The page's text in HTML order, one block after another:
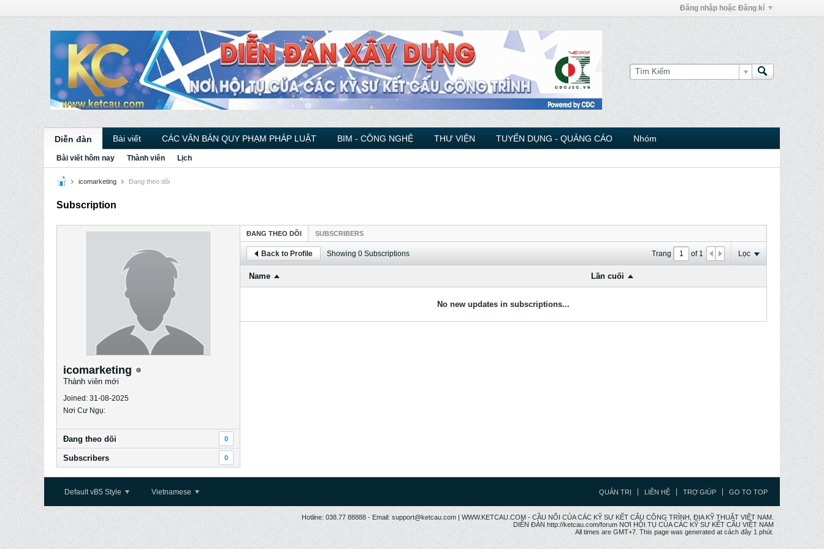
Đăng nhập hoặc Đăng kí
Diễn đàn Bài viết CÁC VĂN BẢN QUY PHẠM PHÁP LUẬT BIM - CÔNG NGHỆ THƯ VIỆN TUYỂN DỤNG - QUẢNG CÁO Nhóm
Bài viết hôm nay Thành viên Lịch
icomarketing Ðang theo dõi
Subscription
icomarketing
Thành viên mới
Joined: 31-08-2025
Nơi Cư Ngụ:
Ðang theo dõi 0
Subscribers 0
ÐANG THEO DÕI SUBSCRIBERS
Back to Profile Showing 0 Subscriptions Trang of 1 Lọc
Name Lần cuối
No new updates in subscriptions...
Default vB5 Style Vietnamese QUẢN TRỊ LIÊN HỆ TRỢ GIÚP GO TO TOP
Hotline: 038.77 88888 - Email: support@ketcau.com | WWW.KETCAU.COM - CẦU NỐI CỦA CÁC KỸ SƯ KẾT CẤU CÔNG TRÌNH, ĐỊA KỸ THUẬT VIỆT NAM.
DIỄN ĐÀN http://ketcau.com/forum NƠI HỘI TỤ CỦA CÁC KỸ SƯ KẾT CÂU VIỆT NAM
All times are GMT+7. This page was generated at cách đây 1 phút.